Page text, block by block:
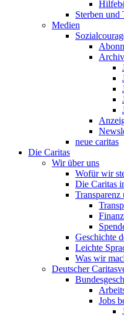
Sterben und
Medien
Archiv
neue caritas
Die Caritas
Wir über uns
Wofür wir
Die Caritas
Transparenz
Geschichte
Leichte
Was wir
Deutscher
Jobs